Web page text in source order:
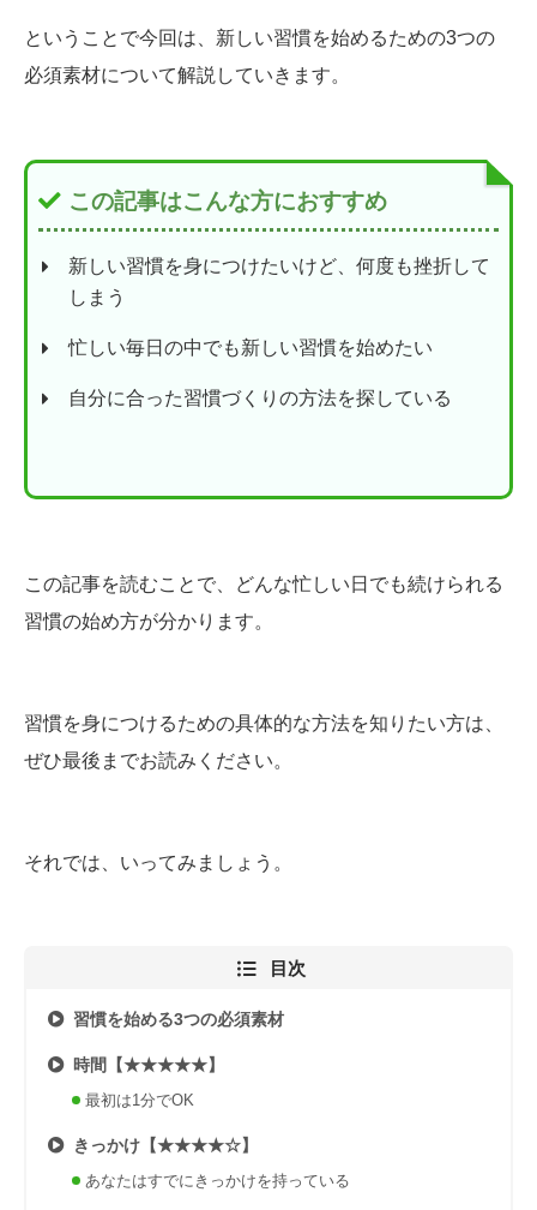
ということで今回は、新しい習慣を始めるための3つの
必須素材について解説していきます。
この記事はこんな方におすすめ
新しい習慣を身につけたいけど、何度も挫折して
しまう
忙しい毎日の中でも新しい習慣を始めたい
自分に合った習慣づくりの方法を探している
この記事を読むことで、どんな忙しい日でも続けられる
習慣の始め方が分かります。
習慣を身につけるための具体的な方法を知りたい方は、
ぜひ最後までお読みください。
それでは、いってみましょう。
目次
習慣を始める3つの必須素材
時間【★★★★★】
最初は1分でOK
きっかけ【★★★★☆】
あなたはすでにきっかけを持っている